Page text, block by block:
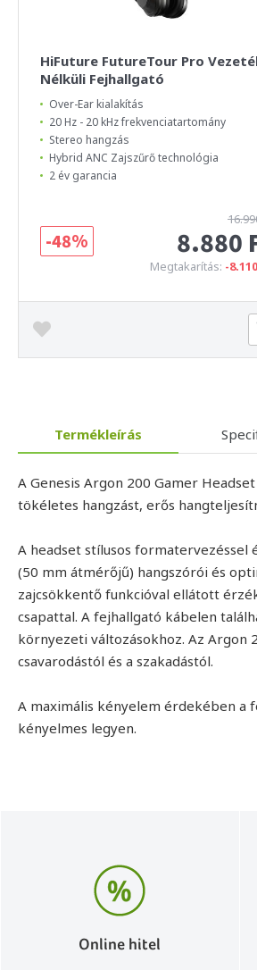
HiFuture FutureTour Pro
Nélküli Fejhallgató
Over-Ear kialakítás
20 Hz - 20 kHz frekvenciatartomány
Stereo hangzás
Hybrid ANC Zajszűrő technológia
2 év garancia
8.880
Megtakarítás: -
-48%
Termékleírás
A Genesis Argon 200 Gamer
tökéletes hangzást, erős
A headset stílusos formatervezéssel
(50 mm átmérőjű) hangszórói és
zajcsökkentő funkcióval ellátott
csapattal. A fejhallgató kábelen
környezeti változásokhoz. Az
csavarodástól és a szakadástól.
A maximális kényelem érdekében a
kényelmes legyen.
Online hitel